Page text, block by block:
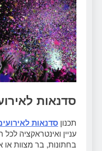
סדנאות
תכנון סדנאות
עניין ואינטראקציה
בחתונות, בר מצוות או